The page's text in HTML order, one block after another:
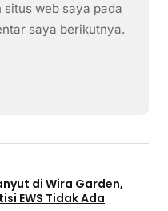
situs web saya pada
saya berikutnya.
di Wira Garden,
EWS Tidak Ada